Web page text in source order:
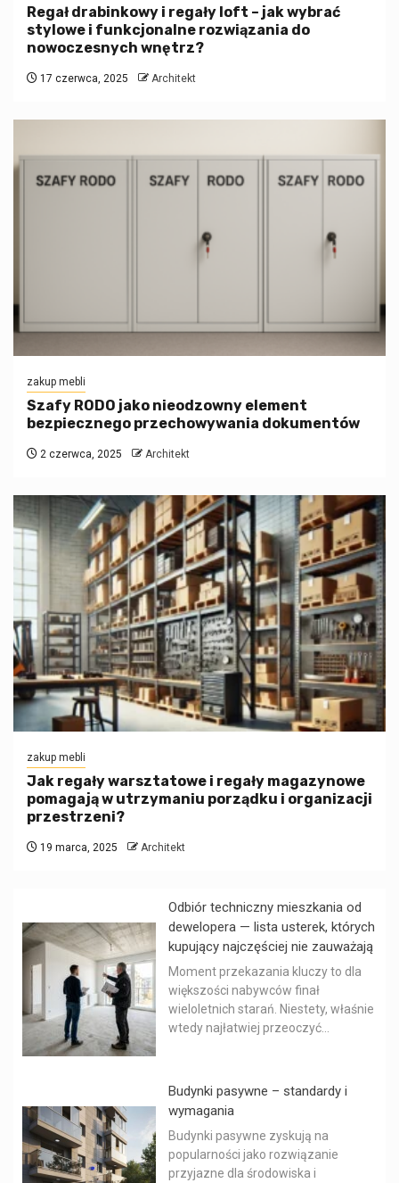
Regał drabinkowy i regały loft – jak wybrać
stylowe i funkcjonalne rozwiązania do
nowoczesnych wnętrz?
17 czerwca, 2025 Architekt
zakup mebli
Szafy RODO jako nieodzowny element
bezpiecznego przechowywania dokumentów
2 czerwca, 2025 Architekt
zakup mebli
Jak regały warsztatowe i regały magazynowe
pomagają w utrzymaniu porządku i organizacji
przestrzeni?
19 marca, 2025 Architekt
Odbiór techniczny mieszkania od
dewelopera — lista usterek, których
kupujący najczęściej nie zauważają
Moment przekazania kluczy to dla
większości nabywców finał
wieloletnich starań. Niestety, właśnie
wtedy najłatwiej przeoczyć...
Budynki pasywne – standardy i
wymagania
Budynki pasywne zyskują na
popularności jako rozwiązanie
przyjazne dla środowiska i